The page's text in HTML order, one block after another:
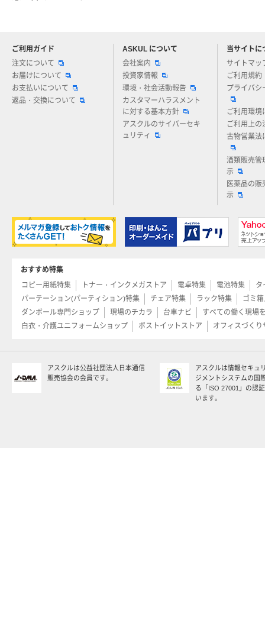
ご利用ガイド
注文について
お届けについて
お支払いについて
返品・交換について
ASKUL について
会社案内
投資家情報
環境・社会活動報告
カスタマーハラスメント
に対する基本方針
アスクルのサイバーセキ
ュリティ
当サイトに
サイトマッ
ご利用規約
プライバシ
ご利用環境
ご利用上の
古物営業法
酒類販売管
示
医薬品の販
示
アスクルについてお気軽にご質問ください
おすすめ特集
コピー用紙特集
トナー・インクメガストア 電卓特集 電池特集
タ
パーテーション(パーティション)特集
チェア特集 ラック特集
ゴミ
ダンボール専門ショップ
現場のチカラ 台車ナビ
すべての働く現場
白衣・介護ユニフォームショップ
ポストイットストア オフィスづくり
アスクルは公益社団法人日本通信
販売協会の会員です。
アスクルは情報セキュ
ジメントシステムの国
る「ISO 27001」の認
います。